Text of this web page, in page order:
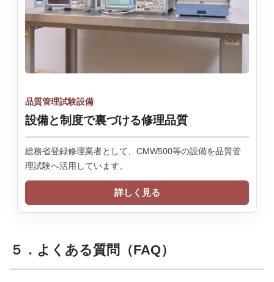
品質管理試験設備
設備と制度で裏づける修理品質
総務省登録修理業者として、CMW500等の設備を品質管
理試験へ活用しています。
詳しく見る
５．よくある質問（FAQ）